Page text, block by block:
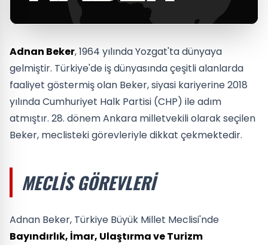
Adnan Beker, 1964 yılında Yozgat'ta dünyaya
gelmiştir. Türkiye'de iş dünyasında çeşitli alanlarda
faaliyet göstermiş olan Beker, siyasi kariyerine 2018
yılında Cumhuriyet Halk Partisi (CHP) ile adım
atmıştır. 28. dönem Ankara milletvekili olarak seçilen
Beker, meclisteki görevleriyle dikkat çekmektedir.
MECLIS GÖREVLERI
Adnan Beker, Türkiye Büyük Millet Meclisi'nde
Bayındırlık, İmar, Ulaştırma ve Turizm